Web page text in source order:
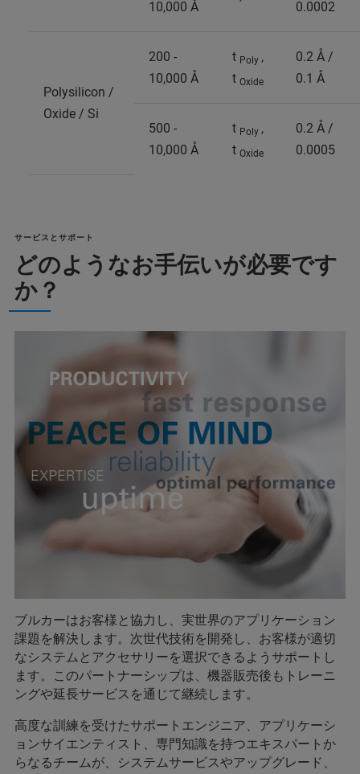
10,000 Å 0.0002
Polysilicon /
Oxide / Si
200 -
10,000 Å
t Poly ,
t Oxide
0.2 Å /
0.1 Å
500 -
10,000 Å
t Poly ,
t Oxide
0.2 Å /
0.0005
サービスとサポート
どのようなお手伝いが必要です
か？
ブルカーはお客様と協力し、実世界のアプリケーション
課題を解決します。次世代技術を開発し、お客様が適切
なシステムとアクセサリーを選択できるようサポートし
ます。このパートナーシップは、機器販売後もトレーニ
ングや延長サービスを通じて継続します。
高度な訓練を受けたサポートエンジニア、アプリケーシ
ョンサイエンティスト、専門知識を持つエキスパートか
らなるチームが、システムサービスやアップグレード、